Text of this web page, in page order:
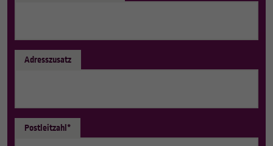
Adresszusatz
Postleitzahl*